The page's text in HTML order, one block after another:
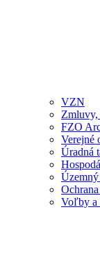
VZN
FZO
Verejné
Úradná
Územný
Voľby a